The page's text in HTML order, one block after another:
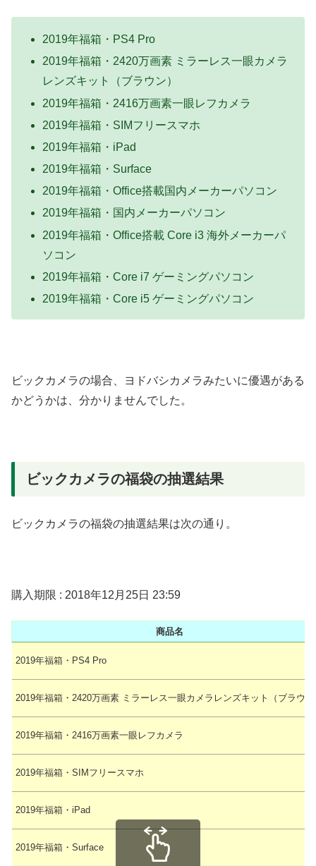
2019年福箱・PS4 Pro
2019年福箱・2420万画素 ミラーレス一眼カメラ
レンズキット（ブラウン）
2019年福箱・2416万画素一眼レフカメラ
2019年福箱・SIMフリースマホ
2019年福箱・iPad
2019年福箱・Surface
2019年福箱・Office搭載国内メーカーパソコン
2019年福箱・国内メーカーパソコン
2019年福箱・Office搭載 Core i3 海外メーカーパ
ソコン
2019年福箱・Core i7 ゲーミングパソコン
2019年福箱・Core i5 ゲーミングパソコン
ビックカメラの場合、ヨドバシカメラみたいに優遇がある
かどうかは、分かりませんでした。
ビックカメラの福袋の抽選結果
ビックカメラの福袋の抽選結果は次の通り。
購入期限 : 2018年12月25日 23:59
商品名
2019年福箱・PS4 Pro
2019年福箱・2420万画素 ミラーレス一眼カメラレンズキット（ブラウ
2019年福箱・2416万画素一眼レフカメラ
2019年福箱・SIMフリースマホ
2019年福箱・iPad
2019年福箱・Surface